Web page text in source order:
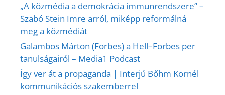
„A közmédia a demokrácia immunrendszere” –
Szabó Stein Imre arról, miképp reformálná
meg a közmédiát
Galambos Márton (Forbes) a Hell–Forbes per
tanulságairól – Media1 Podcast
Így ver át a propaganda | Interjú Bőhm Kornél
kommunikációs szakemberrel